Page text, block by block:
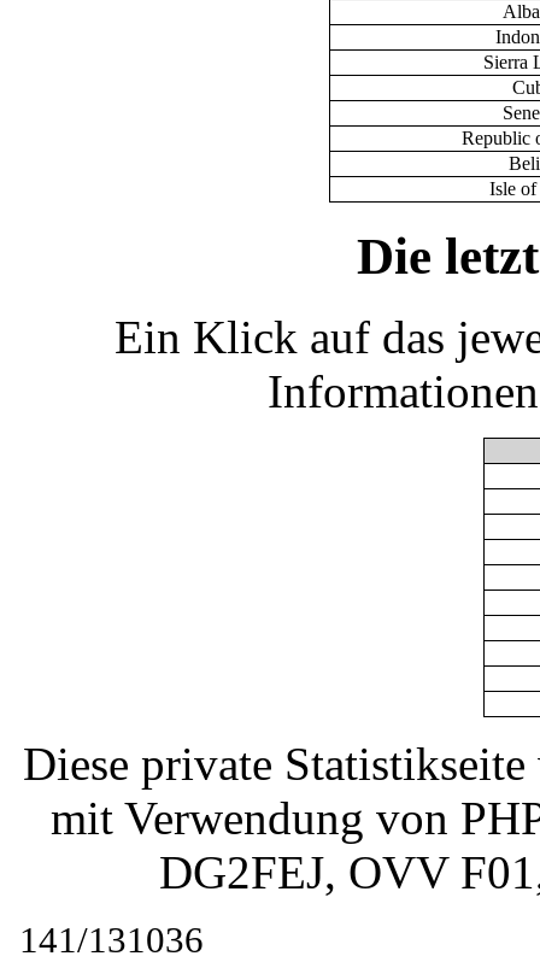
Sierra
Republic
Isle
Die
Ein Klick auf das
Diese private
mit Verwendung von
DG2FEJ, OVV
141/131036